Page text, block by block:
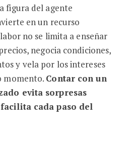
figura del agente
en un recurso
no se limita a enseñar
negocia condiciones,
y vela por los intereses
momento. Contar con un
evita sorpresas
cada paso del